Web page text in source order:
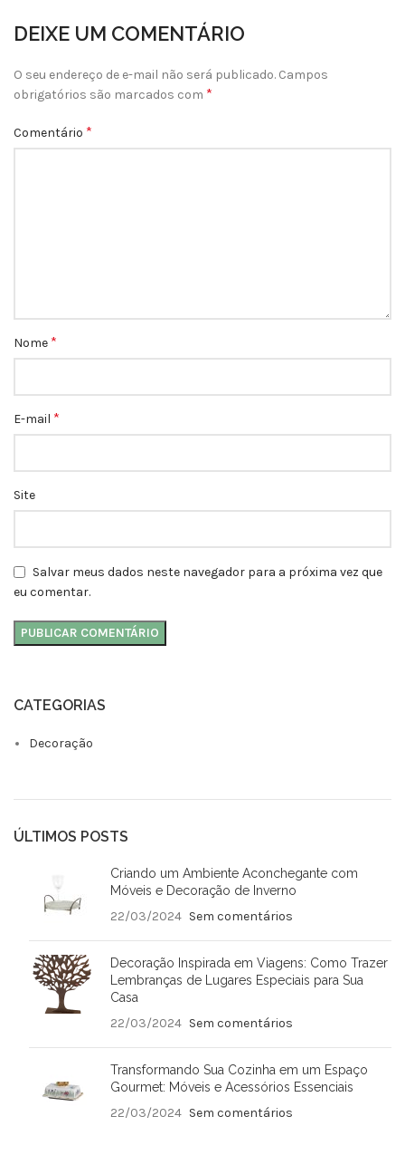
DEIXE UM COMENTÁRIO
O seu endereço de e-mail não será publicado. Campos
obrigatórios são marcados com *
Comentário *
Nome *
E-mail *
Site
Salvar meus dados neste navegador para a próxima vez que
eu comentar.
CATEGORIAS
Decoração
ÚLTIMOS POSTS
Criando um Ambiente Aconchegante com
Móveis e Decoração de Inverno
22/03/2024 Sem comentários
Decoração Inspirada em Viagens: Como Trazer
Lembranças de Lugares Especiais para Sua
Casa
22/03/2024 Sem comentários
Transformando Sua Cozinha em um Espaço
Gourmet: Móveis e Acessórios Essenciais
22/03/2024 Sem comentários